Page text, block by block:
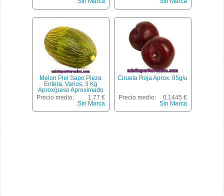
Melon Piel Sapo Pieza
Entera, Varios, 3 Kg
Aprox(peso Aproximado
De La Unidad 3000 Gr)
Precio medio:
1.77 €
Sin Marca
Ciruela Roja Aprox. 85g/u
Precio medio:
0.1445 €
Sin Marca